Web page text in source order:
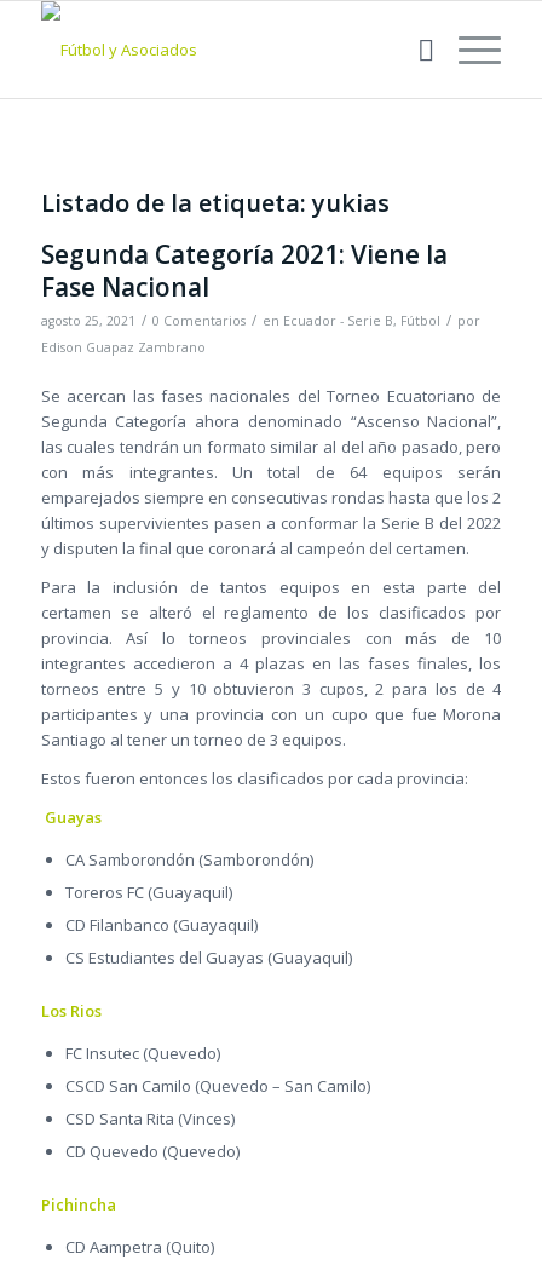
Listado de la etiqueta:yukias
Segunda Categoría 2021: Viene la
Fase Nacional
agosto 25, 2021 / 0 Comentarios / en Ecuador - Serie B, Fútbol / por
Edison Guapaz Zambrano
Se acercan las fases nacionales del Torneo Ecuatoriano de
Segunda Categoría ahora denominado “Ascenso Nacional”,
las cuales tendrán un formato similar al del año pasado, pero
con más integrantes. Un total de 64 equipos serán
emparejados siempre en consecutivas rondas hasta que los 2
últimos supervivientes pasen a conformar la Serie B del 2022
y disputen la final que coronará al campeón del certamen.
Para la inclusión de tantos equipos en esta parte del
certamen se alteró el reglamento de los clasificados por
provincia. Así lo torneos provinciales con más de 10
integrantes accedieron a 4 plazas en las fases finales, los
torneos entre 5 y 10 obtuvieron 3 cupos, 2 para los de 4
participantes y una provincia con un cupo que fue Morona
Santiago al tener un torneo de 3 equipos.
Estos fueron entonces los clasificados por cada provincia:
Guayas
CA Samborondón (Samborondón)
Toreros FC (Guayaquil)
CD Filanbanco (Guayaquil)
CS Estudiantes del Guayas (Guayaquil)
Los Rios
FC Insutec (Quevedo)
CSCD San Camilo (Quevedo – San Camilo)
CSD Santa Rita (Vinces)
CD Quevedo (Quevedo)
Pichincha
CD Aampetra (Quito)